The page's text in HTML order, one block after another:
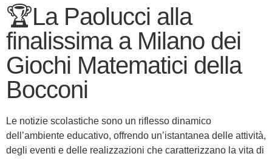
🏆La Paolucci alla
finalissima a Milano dei
Giochi Matematici della
Bocconi
Le notizie scolastiche sono un riflesso dinamico
dell’ambiente educativo, offrendo un’istantanea delle attività,
degli eventi e delle realizzazioni che caratterizzano la vita di